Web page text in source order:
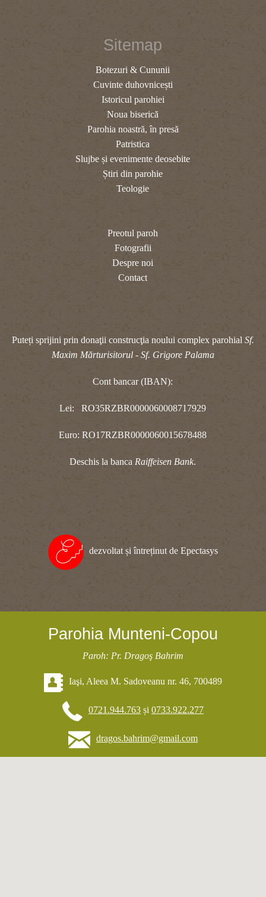
Sitemap
Botezuri & Cununii
Cuvinte duhovnicești
Istoricul parohiei
Noua biserică
Parohia noastră, în presă
Patristica
Slujbe și evenimente deosebite
Știri din parohie
Teologie
Preotul paroh
Fotografii
Despre noi
Contact
Puteți sprijini prin donaţii construcţia noului complex parohial Sf.
Maxim Mărturisitorul - Sf. Grigore Palama
Cont bancar (IBAN):
Lei: RO35RZBR0000060008717929
Euro: RO17RZBR0000060015678488
Deschis la banca Raiffeisen Bank.
dezvoltat și întreținut de Epectasys
Parohia Munteni-Copou
Paroh: Pr. Dragoş Bahrim
Iaşi, Aleea M. Sadoveanu nr. 46, 700489
0721.944.763 și 0733.922.277
dragos.bahrim@gmail.com